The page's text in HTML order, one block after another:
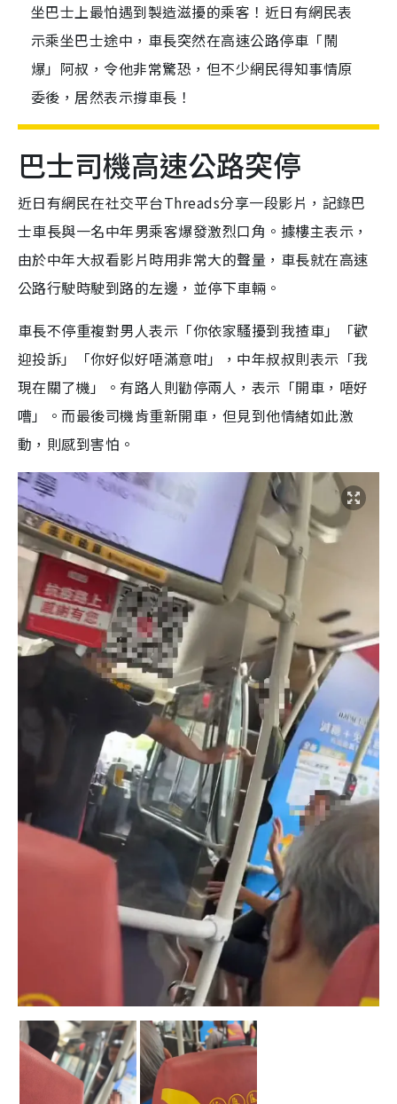
坐巴士上最怕遇到製造滋擾的乘客！近日有網民表
示乘坐巴士途中，車長突然在高速公路停車「鬧
爆」阿叔，令他非常驚恐，但不少網民得知事情原
委後，居然表示撐車長！
巴士司機高速公路突停
近日有網民在社交平台Threads分享一段影片，記錄巴
士車長與一名中年男乘客爆發激烈口角。據樓主表示，
由於中年大叔看影片時用非常大的聲量，車長就在高速
公路行駛時駛到路的左邊，並停下車輛。
車長不停重複對男人表示「你依家騷擾到我揸車」「歡
迎投訴」「你好似好唔滿意咁」，中年叔叔則表示「我
現在關了機」。有路人則勸停兩人，表示「開車，唔好
嘈」。而最後司機肯重新開車，但見到他情緒如此激
動，則感到害怕。